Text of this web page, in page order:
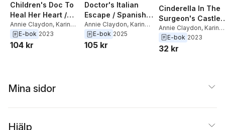
Children's Doc To
Heal Her Heart /
Falling Again For
The Surgeon
Annie Claydon, Karin
BaineE-bok 2023
104 kr
Doctor's Italian
Escape / Spanish
Doc To Heal Her
Annie Claydon, Karin
BaineE-bok 2025
105 kr
Cinderella In The
Surgeon's Castle /
Single Dad For
Heart Doctor
Annie Claydon, Karin
BaineE-bok 2023
32 kr
Mina sidor
Hjälp